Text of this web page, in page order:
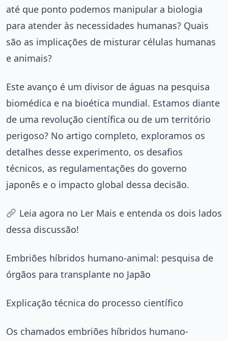
até que ponto podemos manipular a biologia
para atender às necessidades humanas? Quais
são as implicações de misturar células humanas
e animais?
Este avanço é um divisor de águas na pesquisa
biomédica e na bioética mundial. Estamos diante
de uma revolução científica ou de um território
perigoso? No artigo completo, exploramos os
detalhes desse experimento, os desafios
técnicos, as regulamentações do governo
japonês e o impacto global dessa decisão.
Leia agora no Ler Mais e entenda os dois lados
dessa discussão!
Embriões híbridos humano-animal: pesquisa de
órgãos para transplante no Japão
Explicação técnica do processo científico
Os chamados embriões híbridos humano-